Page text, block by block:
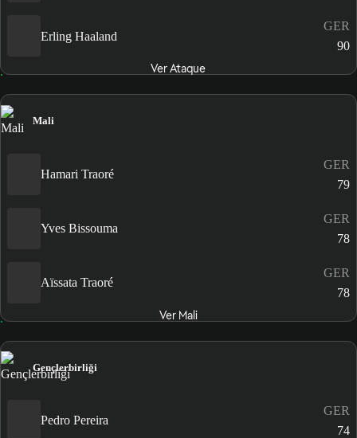
Erling Haaland
GER
90
Ver Ataque
Mali
Hamari Traoré
GER
79
Yves Bissouma
GER
78
Aïssata Traoré
GER
78
Ver Mali
Gençlerbirliği
Pedro Pereira
GER
74